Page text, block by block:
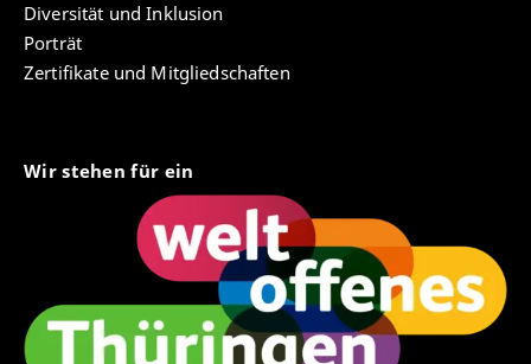
Diversität und Inklusion
Porträt
Zertifikate und Mitgliedschaften
Wir stehen für ein